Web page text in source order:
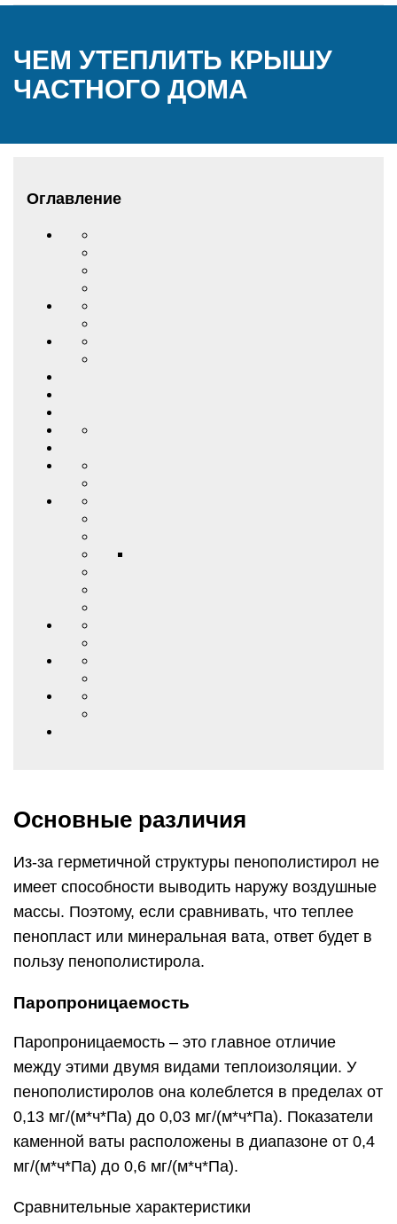
ЧЕМ УТЕПЛИТЬ КРЫШУ
ЧАСТНОГО ДОМА
Оглавление
Основные различия
Из-за герметичной структуры пенополистирол не
имеет способности выводить наружу воздушные
массы. Поэтому, если сравнивать, что теплее
пенопласт или минеральная вата, ответ будет в
пользу пенополистирола.
Паропроницаемость
Паропроницаемость – это главное отличие
между этими двумя видами теплоизоляции. У
пенополистиролов она колеблется в пределах от
0,13 мг/(м*ч*Па) до 0,03 мг/(м*ч*Па). Показатели
каменной ваты расположены в диапазоне от 0,4
мг/(м*ч*Па) до 0,6 мг/(м*ч*Па).
Сравнительные характеристики